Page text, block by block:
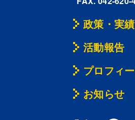
政策・実績
活動報告
プロフィ
お知らせ